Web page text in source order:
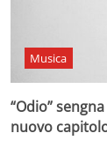
Musica
“Odio”
nuovo